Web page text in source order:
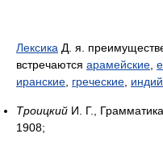
Лексика Д. я.
встречаются арамейские
иранские греческие
Троицкий И. Г.,
1908;